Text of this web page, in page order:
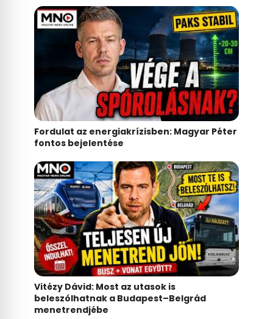
Fordulat az energiakrízisben: Magyar Péter
fontos bejelentése
Vitézy Dávid: Most az utasok is
beleszólhatnak a Budapest–Belgrád
menetrendjébe